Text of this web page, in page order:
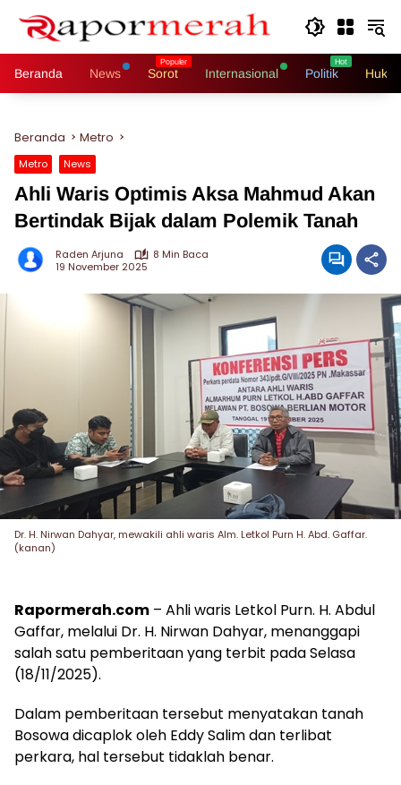
Beranda News Sorot Internasional Politik
Beranda Metro
Metro News
Ahli Waris Optimis Aksa Mahmud Akan
Bertindak Bijak dalam Polemik Tanah
Raden Arjuna
8 Min Baca
19 November 2025
Dr. H. Nirwan Dahyar, mewakili ahli waris Alm. Letkol Purn H. Abd. Gaffar.
(kanan)
Rapormerah.com – Ahli waris Letkol Purn. H. Abdul
Gaffar, melalui Dr. H. Nirwan Dahyar, menanggapi
salah satu pemberitaan yang terbit pada Selasa
(18/11/2025).
Dalam pemberitaan tersebut menyatakan tanah
Bosowa dicaplok oleh Eddy Salim dan terlibat
perkara, hal tersebut tidaklah benar.